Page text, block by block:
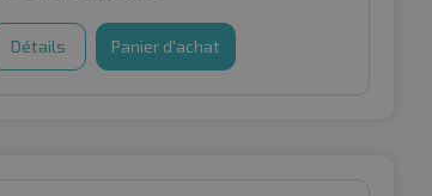
Détails Panier d'achat